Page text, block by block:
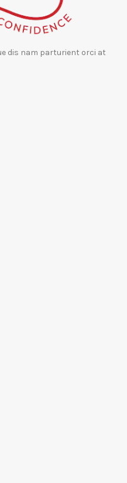
dis nam parturient orci at